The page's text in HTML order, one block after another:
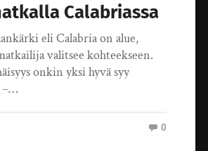
Calabriassa
eli Calabria on alue,
valitsee kohteekseen.
onkin yksi hyvä syy
–…
0